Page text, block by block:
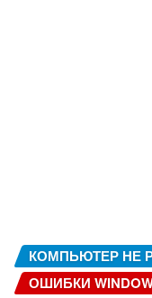
КОМПЬЮТЕР НЕ
ОШИБКИ